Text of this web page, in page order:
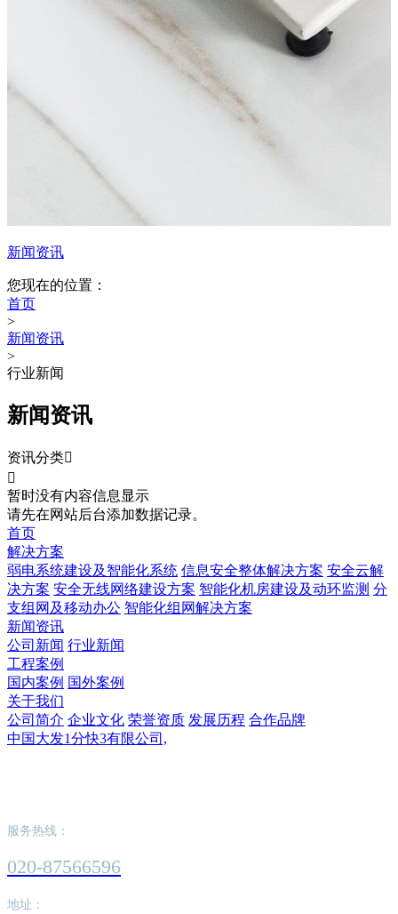
新闻资讯
您现在的位置：
首页
>
新闻资讯
>
行业新闻
新闻资讯
资讯分类

暂时没有内容信息显示
请先在网站后台添加数据记录。
首页
解决方案
弱电系统建设及智能化系统 信息安全整体解决方案 安全云解
决方案 安全无线网络建设方案 智能化机房建设及动环监测 分
支组网及移动办公 智能化组网解决方案
新闻资讯
公司新闻 行业新闻
工程案例
国内案例 国外案例
关于我们
公司简介 企业文化 荣誉资质 发展历程 合作品牌
中国大发1分快3有限公司,
服务热线：
020-87566596
地址：